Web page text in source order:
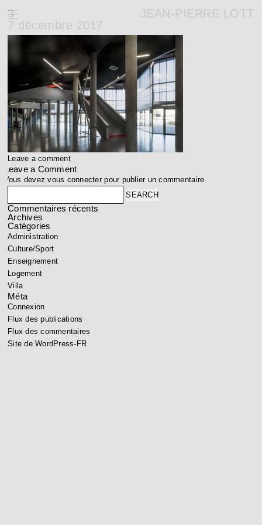
JEAN-PIERRE LOTT
3
7 décembre 2017
Leave a comment
Leave a Comment
Vous devezvous connecterpour publier un commentaire.
Commentaires récents
Archives
Catégories
Administration
Culture/Sport
Enseignement
Logement
Villa
Méta
Connexion
Flux des publications
Flux des commentaires
Site de WordPress-FR